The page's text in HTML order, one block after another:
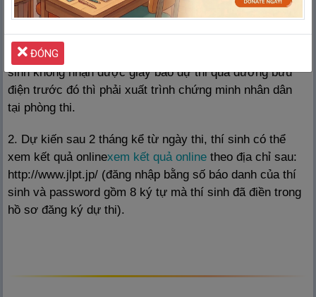
* Lưu ý khi dự thi:
1. Thí sinh chỉ được phép mang theo chứng minh nhân
dân, bút chì 2B và tẩy vào phòng thi. Trường hợp thí
sinh không nhận được giấy báo dự thi qua đường bưu
điện trước đó thì phải xuất trình chứng minh nhân dân
tại phòng thi.
2. Dự kiến sau 2 tháng kể từ ngày thi, thí sinh có thể
xem kết quả onlinexem kết quả online theo địa chỉ sau:
http://www.jlpt.jp/ (đăng nhập bằng số báo danh của thí
sinh và password gồm 8 ký tự mà thí sinh đã điền trong
hồ sơ đăng ký dự thi).
ĐÓNG